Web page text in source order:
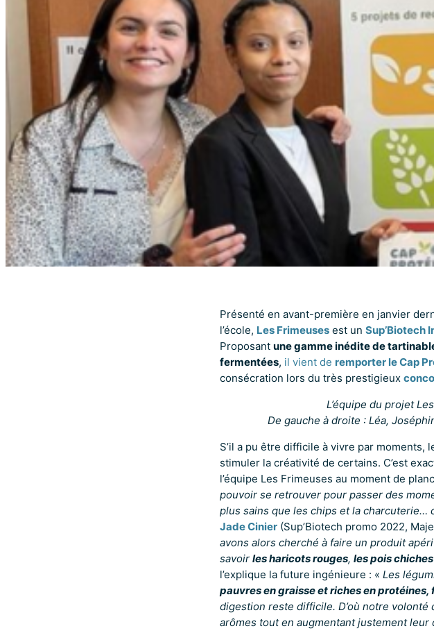
Présenté en avant-première en janvier
l’école, Les Frimeusesest un Sup’Biotech
Proposant une gamme inédite de
fermentées, il vient de remporter le Cap
consécration lors du très prestigieux
L’équipe du projet
De gauche à droite : Léa,
S’il a pu être difficile à vivre par moments,
stimuler la créativité de certains. C’est
l’équipe Les Frimeuses au moment de
pouvoir se retrouver pour passer des
plus sains que les chips et la charcuterie…
Jade Cinier(Sup’Biotech promo 2022,
avons alors cherché à faire un produit
savoir les haricots rouges, les pois chiches
l’explique la future ingénieure : « Les
pauvres en graisse et riches en
digestion reste difficile. D’où notre
arômes tout en augmentant justement